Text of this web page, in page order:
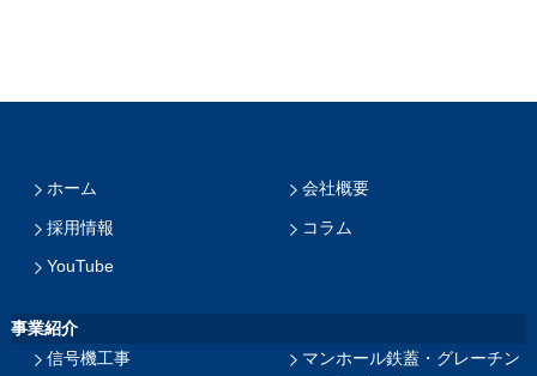
ホーム 会社概要
採用情報 コラム
YouTube
事業紹介
信号機工事
マンホール鉄蓋・グレーチン